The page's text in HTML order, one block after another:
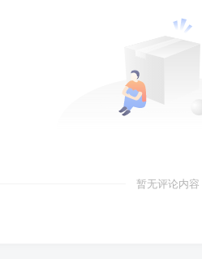
暂无评论内容